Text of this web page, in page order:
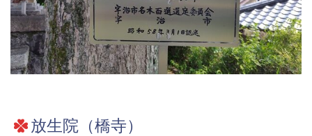
放生院（橋寺）